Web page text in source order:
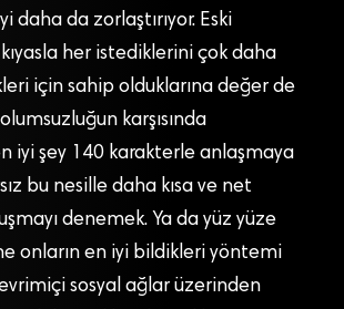
daha da zorlaştırıyor. Eski
her istediklerini çok daha
için sahip olduklarına değer de
karşısında
iyi şey 140 karakterle anlaşmaya
bu nesille daha kısa ve net
denemek. Ya da yüz yüze
onların en iyi bildikleri yöntemi
sosyal ağlar üzerinden